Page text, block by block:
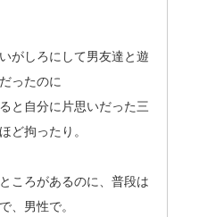
がしろにして男友達と遊
ったのに
と自分に片思いだった三
ど拘ったり。
ころがあるのに、普段は
、男性で。